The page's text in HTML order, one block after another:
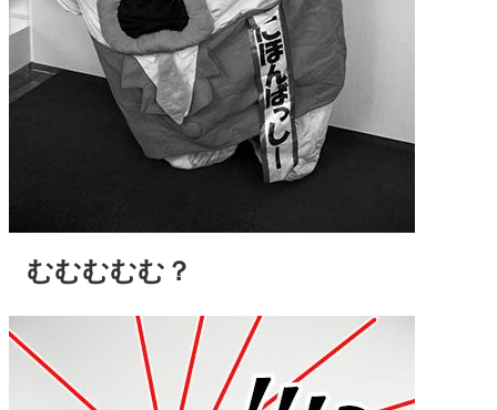
むむむむむ？